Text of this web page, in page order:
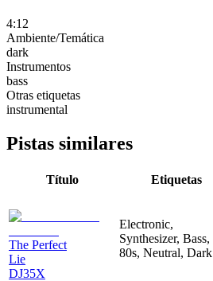
4:12
Ambiente/Temática
dark
Instrumentos
bass
Otras etiquetas
instrumental
Pistas similares
Título Etiquetas
The Perfect
Lie
DJ35X
Electronic,
Synthesizer, Bass,
80s, Neutral, Dark